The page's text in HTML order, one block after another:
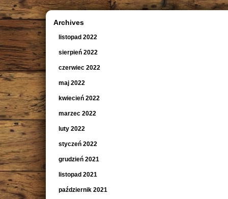
Archives
listopad 2022
sierpień 2022
czerwiec 2022
maj 2022
kwiecień 2022
marzec 2022
luty 2022
styczeń 2022
grudzień 2021
listopad 2021
październik 2021